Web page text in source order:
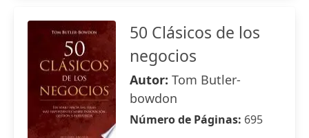
50 Clásicos de los
negocios
Autor: Tom Butler-
bowdon
Número de Páginas: 695